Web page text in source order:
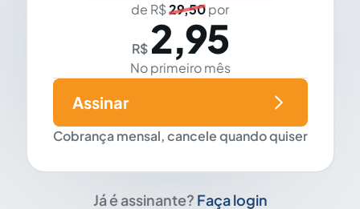
de R$29,50por
R$ 2,95
No primeiro mês
Cobrança mensal, cancele quando quiser
Assinar
Já é assinante? Faça login